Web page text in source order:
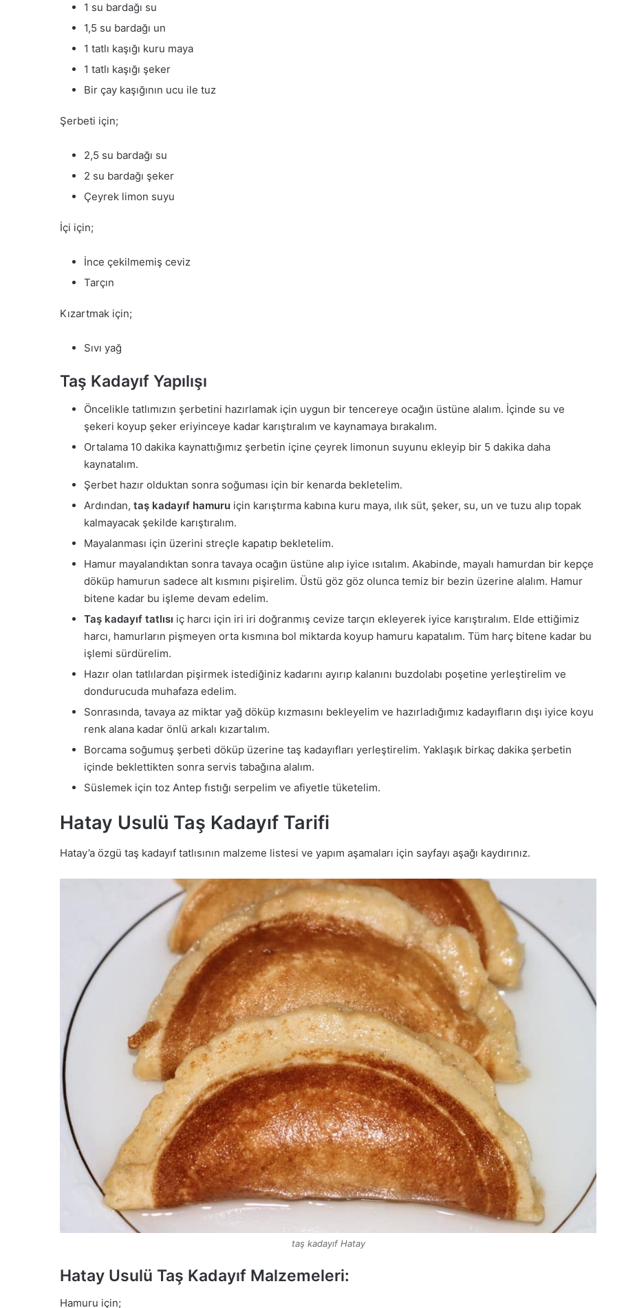
1 su bardağı su
1,5 su bardağı un
1 tatlı kaşığı kuru maya
1 tatlı kaşığı şeker
Bir çay kaşığının ucu ile tuz
Şerbeti için;
2,5 su bardağı su
2 su bardağı şeker
Çeyrek limon suyu
İçi için;
İnce çekilmemiş ceviz
Tarçın
Kızartmak için;
Sıvı yağ
Taş Kadayıf Yapılışı
Öncelikle tatlımızın şerbetini hazırlamak için uygun bir tencereye ocağın üstüne alalım. İçinde su ve
şekeri koyup şeker eriyinceye kadar karıştıralım ve kaynamaya bırakalım.
Ortalama 10 dakika kaynattığımız şerbetin içine çeyrek limonun suyunu ekleyip bir 5 dakika daha
kaynatalım.
Şerbet hazır olduktan sonra soğuması için bir kenarda bekletelim.
Ardından, taş kadayıf hamuru için karıştırma kabına kuru maya, ılık süt, şeker, su, un ve tuzu alıp topak
kalmayacak şekilde karıştıralım.
Mayalanması için üzerini streçle kapatıp bekletelim.
Hamur mayalandıktan sonra tavaya ocağın üstüne alıp iyice ısıtalım. Akabinde, mayalı hamurdan bir kepçe
döküp hamurun sadece alt kısmını pişirelim. Üstü göz göz olunca temiz bir bezin üzerine alalım. Hamur
bitene kadar bu işleme devam edelim.
Taş kadayıf tatlısı iç harcı için iri iri doğranmış cevize tarçın ekleyerek iyice karıştıralım. Elde ettiğimiz
harcı, hamurların pişmeyen orta kısmına bol miktarda koyup hamuru kapatalım. Tüm harç bitene kadar bu
işlemi sürdürelim.
Hazır olan tatlılardan pişirmek istediğiniz kadarını ayırıp kalanını buzdolabı poşetine yerleştirelim ve
dondurucuda muhafaza edelim.
Sonrasında, tavaya az miktar yağ döküp kızmasını bekleyelim ve hazırladığımız kadayıfların dışı iyice koyu
renk alana kadar önlü arkalı kızartalım.
Borcama soğumuş şerbeti döküp üzerine taş kadayıfları yerleştirelim. Yaklaşık birkaç dakika şerbetin
içinde beklettikten sonra servis tabağına alalım.
Süslemek için toz Antep fıstığı serpelim ve afiyetle tüketelim.
Hatay Usulü Taş Kadayıf Tarifi
Hatay’a özgü taş kadayıf tatlısının malzeme listesi ve yapım aşamaları için sayfayı aşağı kaydırınız.
taş kadayıf Hatay
Hatay Usulü Taş Kadayıf Malzemeleri:
Hamuru için;